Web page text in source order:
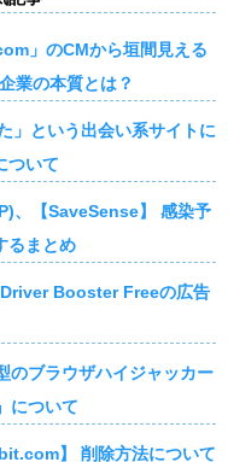
」のCMから垣間見える
業の本質とは？
」という出会い系サイトに
ついて
【SaveSense】 感染予
るまとめ
Booster Freeの広告
のブラウザハイジャッカー
について
】 削除方法について